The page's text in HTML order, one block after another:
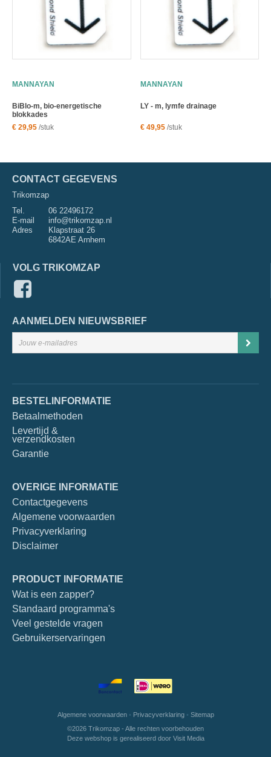
MANNAYAN
BiBlo-m, bio-energetische
blokkades
€ 29,95 /stuk
MANNAYAN
LY - m, lymfe drainage
€ 49,95/stuk
CONTACT GEGEVENS
Trikomzap
Tel.
06 22496172
E-mail
info@trikomzap.nl
Adres
Klapstraat 26
6842AE Arnhem
VOLG TRIKOMZAP
AANMELDEN NIEUWSBRIEF
BESTELINFORMATIE
Betaalmethoden
Levertijd &
verzendkosten
Garantie
OVERIGE INFORMATIE
Contactgegevens
Algemene voorwaarden
Privacyverklaring
Disclaimer
PRODUCT INFORMATIE
Wat is een zapper?
Standaard programma's
Veel gestelde vragen
Gebruikerservaringen
Algemene voorwaarden• Privacyverklaring• Sitemap
©2026 Trikomzap - Alle rechten voorbehouden
Deze webshop is gerealiseerd door Visit Media